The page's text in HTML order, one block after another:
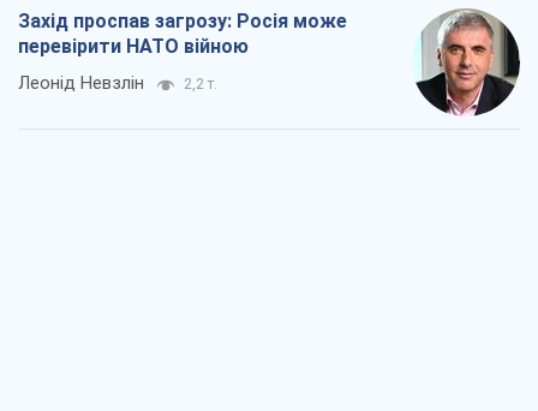
Захід проспав загрозу: Росія може
перевірити НАТО війною
Леонід Невзлін 2,2 т.